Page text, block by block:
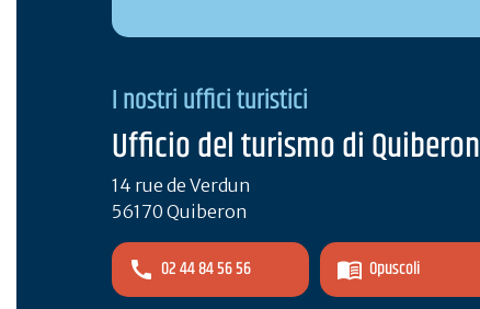
I nostri uffici turistici
Ufficio del turismo di Quiberon
14 rue de Verdun
56170 Quiberon
02 44 84 56 56 Opuscoli